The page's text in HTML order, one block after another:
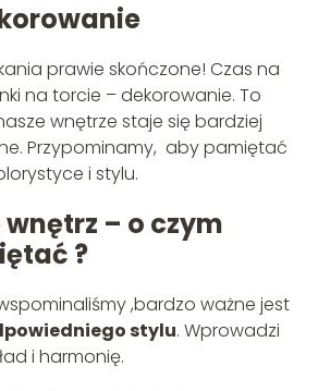
prawie skończone! Czas na
na torcie – dekorowanie. To
wnętrze staje się bardziej
Przypominamy, aby pamiętać
i stylu.
– o czym
?
,bardzo ważne jest
stylu. Wprowadzi
i harmonię.